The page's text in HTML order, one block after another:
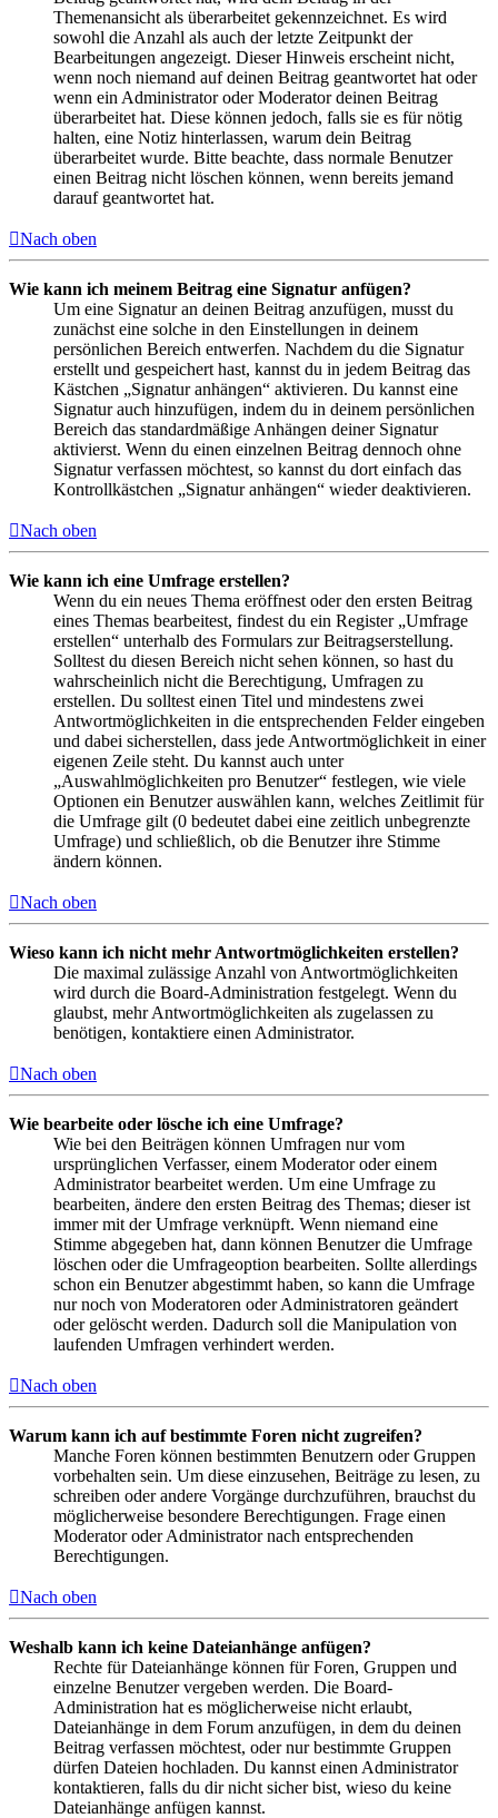
Themenansicht als überarbeitet gekennzeichnet. Es wird
sowohl die Anzahl als auch der letzte Zeitpunkt der
Bearbeitungen angezeigt. Dieser Hinweis erscheint nicht,
wenn noch niemand auf deinen Beitrag geantwortet hat oder
wenn ein Administrator oder Moderator deinen Beitrag
überarbeitet hat. Diese können jedoch, falls sie es für nötig
halten, eine Notiz hinterlassen, warum dein Beitrag
überarbeitet wurde. Bitte beachte, dass normale Benutzer
einen Beitrag nicht löschen können, wenn bereits jemand
darauf geantwortet hat.
Nach oben
Wie kann ich meinem Beitrag eine Signatur anfügen?
Um eine Signatur an deinen Beitrag anzufügen, musst du
zunächst eine solche in den Einstellungen in deinem
persönlichen Bereich entwerfen. Nachdem du die Signatur
erstellt und gespeichert hast, kannst du in jedem Beitrag das
Kästchen „Signatur anhängen“ aktivieren. Du kannst eine
Signatur auch hinzufügen, indem du in deinem persönlichen
Bereich das standardmäßige Anhängen deiner Signatur
aktivierst. Wenn du einen einzelnen Beitrag dennoch ohne
Signatur verfassen möchtest, so kannst du dort einfach das
Kontrollkästchen „Signatur anhängen“ wieder deaktivieren.
Nach oben
Wie kann ich eine Umfrage erstellen?
Wenn du ein neues Thema eröffnest oder den ersten Beitrag
eines Themas bearbeitest, findest du ein Register „Umfrage
erstellen“ unterhalb des Formulars zur Beitragserstellung.
Solltest du diesen Bereich nicht sehen können, so hast du
wahrscheinlich nicht die Berechtigung, Umfragen zu
erstellen. Du solltest einen Titel und mindestens zwei
Antwortmöglichkeiten in die entsprechenden Felder eingeben
und dabei sicherstellen, dass jede Antwortmöglichkeit in einer
eigenen Zeile steht. Du kannst auch unter
„Auswahlmöglichkeiten pro Benutzer“ festlegen, wie viele
Optionen ein Benutzer auswählen kann, welches Zeitlimit für
die Umfrage gilt (0 bedeutet dabei eine zeitlich unbegrenzte
Umfrage) und schließlich, ob die Benutzer ihre Stimme
ändern können.
Nach oben
Wieso kann ich nicht mehr Antwortmöglichkeiten erstellen?
Die maximal zulässige Anzahl von Antwortmöglichkeiten
wird durch die Board-Administration festgelegt. Wenn du
glaubst, mehr Antwortmöglichkeiten als zugelassen zu
benötigen, kontaktiere einen Administrator.
Nach oben
Wie bearbeite oder lösche ich eine Umfrage?
Wie bei den Beiträgen können Umfragen nur vom
ursprünglichen Verfasser, einem Moderator oder einem
Administrator bearbeitet werden. Um eine Umfrage zu
bearbeiten, ändere den ersten Beitrag des Themas; dieser ist
immer mit der Umfrage verknüpft. Wenn niemand eine
Stimme abgegeben hat, dann können Benutzer die Umfrage
löschen oder die Umfrageoption bearbeiten. Sollte allerdings
schon ein Benutzer abgestimmt haben, so kann die Umfrage
nur noch von Moderatoren oder Administratoren geändert
oder gelöscht werden. Dadurch soll die Manipulation von
laufenden Umfragen verhindert werden.
Nach oben
Warum kann ich auf bestimmte Foren nicht zugreifen?
Manche Foren können bestimmten Benutzern oder Gruppen
vorbehalten sein. Um diese einzusehen, Beiträge zu lesen, zu
schreiben oder andere Vorgänge durchzuführen, brauchst du
möglicherweise besondere Berechtigungen. Frage einen
Moderator oder Administrator nach entsprechenden
Berechtigungen.
Nach oben
Weshalb kann ich keine Dateianhänge anfügen?
Rechte für Dateianhänge können für Foren, Gruppen und
einzelne Benutzer vergeben werden. Die Board-
Administration hat es möglicherweise nicht erlaubt,
Dateianhänge in dem Forum anzufügen, in dem du deinen
Beitrag verfassen möchtest, oder nur bestimmte Gruppen
dürfen Dateien hochladen. Du kannst einen Administrator
kontaktieren, falls du dir nicht sicher bist, wieso du keine
Dateianhänge anfügen kannst.